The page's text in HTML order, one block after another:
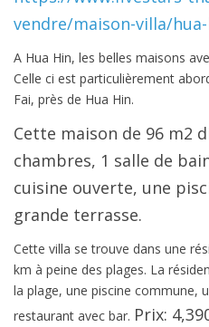
vendre/maison-villa/
A Hua Hin, les belles maisons
Celle ci est particulièrement
Fai, près de Hua Hin.
Cette maison de 96 m2
chambres, 1 salle de
cuisine ouverte, une
grande terrasse.
Cette villa se trouve dans une
km à peine des plages. La
la plage, une piscine commune,
restaurant avec bar. Prix: